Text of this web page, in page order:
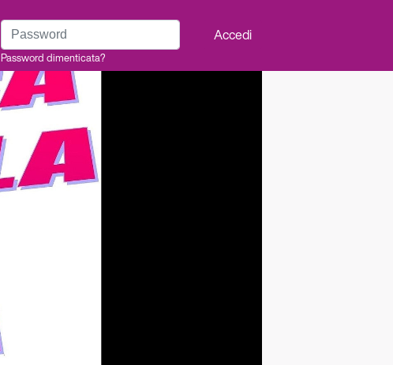
Password
Password dimenticata?
Accedi